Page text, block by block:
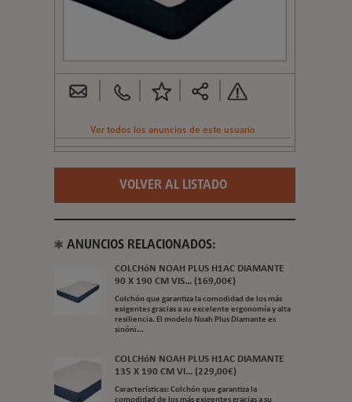
Ver todos los anuncios de este usuario
VOLVER AL LISTADO
ANUNCIOS RELACIONADOS:
COLCHóN NOAH PLUS H1AC DIAMANTE
90 X 190 CM VIS... (169,00€)
Colchón que garantiza la comodidad de los más
exigentes gracias a su excelente ergonomía y alta
resiliencia. El modelo Noah Plus Diamante es
sinóni...
COLCHóN NOAH PLUS H1AC DIAMANTE
135 X 190 CM VI... (229,00€)
Características: Colchón que garantiza la
comodidad de los más exigentes gracias a su